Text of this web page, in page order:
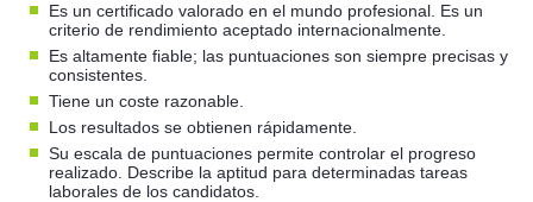
Es un certificado valorado en el mundo profesional. Es un
criterio de rendimiento aceptado internacionalmente.
Es altamente fiable; las puntuaciones son siempre precisas y
consistentes.
Tiene un coste razonable.
Los resultados se obtienen rápidamente.
Su escala de puntuaciones permite controlar el progreso
realizado. Describe la aptitud para determinadas tareas
laborales de los candidatos.